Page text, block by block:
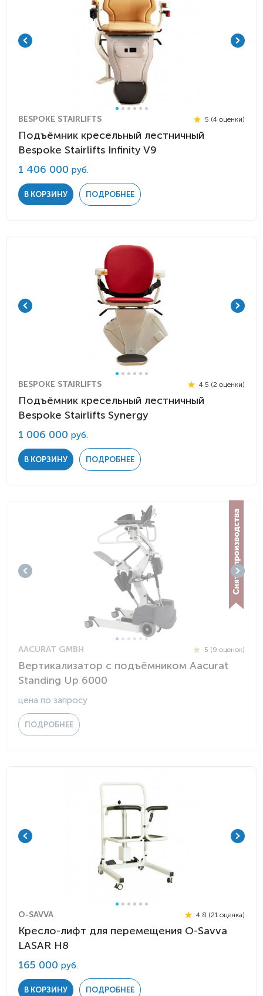
BESPOKE STAIRLIFTS 5 (4 оценки)
Подъёмник кресельный лестничный
Bespoke Stairlifts Infinity V9
1 406 000 руб.
В КОРЗИНУ ПОДРОБНЕЕ
BESPOKE STAIRLIFTS 4.5 (2 оценки)
Подъёмник кресельный лестничный
Bespoke Stairlifts Synergy
1 006 000 руб.
В КОРЗИНУ ПОДРОБНЕЕ
AACURAT GMBH 5 (9 оценок)
Вертикализатор с подъёмником Aacurat
Standing Up 6000
цена по запросу
ПОДРОБНЕЕ
O-SAVVA 4.8 (21 оценка)
Кресло-лифт для перемещения O-Savva
LASAR H8
165 000 руб.
В КОРЗИНУ ПОДРОБНЕЕ